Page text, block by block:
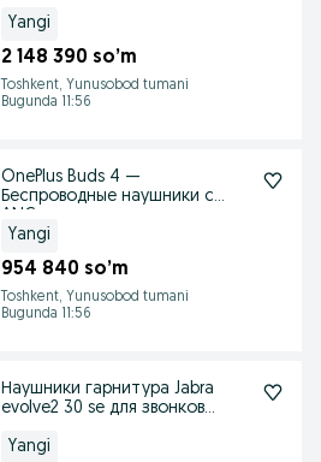
Yangi
2 148 390 so’m
Toshkent, Yunusobod tumani
Bugunda 11:56
OnePlus Buds 4 —
Беспроводные наушники с
Yangi
954 840 so’m
Toshkent, Yunusobod tumani
Bugunda 11:56
Наушники гарнитура Jabra
evolve2 30 se для звонков
Yangi